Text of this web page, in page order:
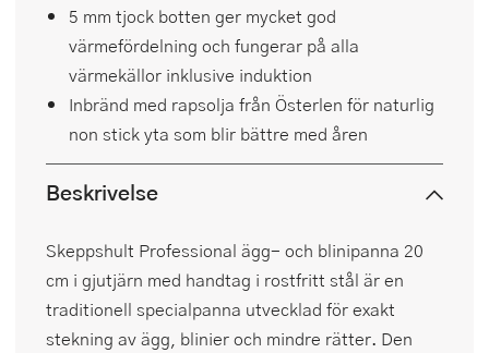
5 mm tjock botten ger mycket god
värmefördelning och fungerar på alla
värmekällor inklusive induktion
Inbränd med rapsolja från Österlen för naturlig
non stick yta som blir bättre med åren
Beskrivelse
Skeppshult Professional ägg- och blinipanna 20
cm i gjutjärn med handtag i rostfritt stål är en
traditionell specialpanna utvecklad för exakt
stekning av ägg, blinier och mindre rätter. Den